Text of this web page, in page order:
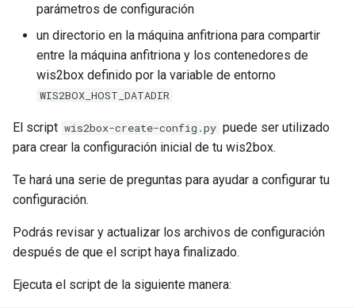
parámetros de configuración
un directorio en la máquina anfitriona para compartir
entre la máquina anfitriona y los contenedores de
wis2box definido por la variable de entorno
WIS2BOX_HOST_DATADIR
El script wis2box-create-config.py puede ser utilizado
para crear la configuración inicial de tu wis2box.
Te hará una serie de preguntas para ayudar a configurar tu
configuración.
Podrás revisar y actualizar los archivos de configuración
después de que el script haya finalizado.
Ejecuta el script de la siguiente manera: